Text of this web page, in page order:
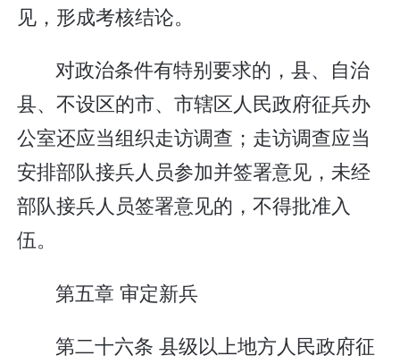
见，形成考核结论。
对政治条件有特别要求的，县、自治
县、不设区的市、市辖区人民政府征兵办
公室还应当组织走访调查；走访调查应当
安排部队接兵人员参加并签署意见，未经
部队接兵人员签署意见的，不得批准入
伍。
第五章 审定新兵
第二十六条 县级以上地方人民政府征